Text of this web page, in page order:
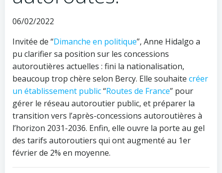
06/02/2022
Invitée de “Dimanche en politique”, Anne Hidalgo a
pu clarifier sa position sur les concessions
autoroutières actuelles : fini la nationalisation,
beaucoup trop chère selon Bercy. Elle souhaite créer
un établissement public“Routes de France” pour
gérer le réseau autoroutier public, et préparer la
transition vers l’après-concessions autoroutières à
l’horizon 2031-2036. Enfin, elle ouvre la porte au gel
des tarifs autoroutiers qui ont augmenté au 1er
février de 2% en moyenne.